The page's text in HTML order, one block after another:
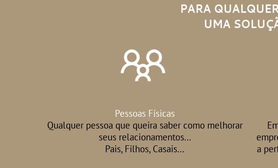
PARA
​​​​​​​UMA
Pessoas Físicas
Qualquer pessoa que queira saber como melhorar
seus relacionamentos...
Pais, Filhos, Casais...
a